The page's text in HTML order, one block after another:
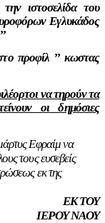
ιστοσελίδα του
Εγλυκάδος
προφίλ ’’ κωστας
να τηρούν τα
οι δημόσιες
Εφραίμ να
τους ευσεβείς
εκ της
ΙΕΡΟΥ ΝΑΟΥ